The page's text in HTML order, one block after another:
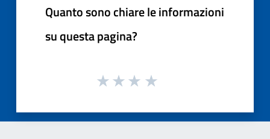
Quanto sono chiare le informazioni
su questa pagina?